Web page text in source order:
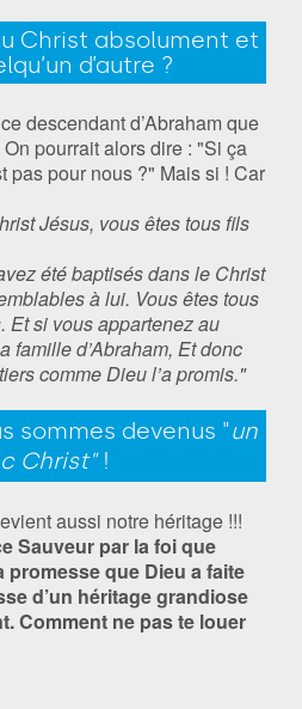
Christ absolument et
d’autre ?
descendant d’Abraham que
pourrait alors dire : "Si ça
pas pour nous ?" Mais si ! Car
Jésus, vous êtes tous fils
été baptisés dans le Christ
à lui. Vous êtes tous
Et si vous appartenez au
famille d’Abraham, Et donc
comme Dieu l’a promis."
sommes devenus "un
Christ"!
aussi notre héritage !!!
Sauveur par la foi que
que Dieu a faite
d’un héritage grandiose
Comment ne pas te louer